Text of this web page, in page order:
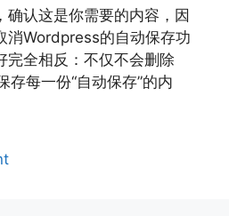
确认这是你需要的内容，因
消Wordpress的自动保存功
完全相反：不仅不会删除
每一份“自动保存”的内